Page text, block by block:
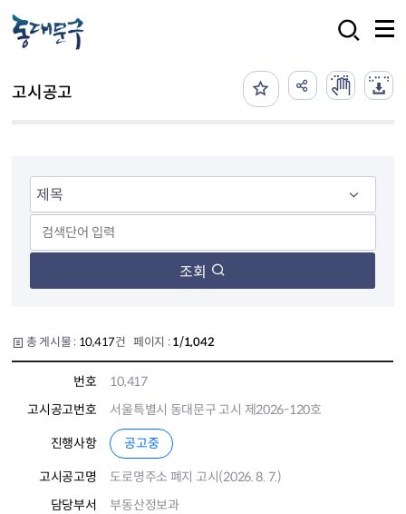
고시공고
조회
총 게시물 : 10,417건 페이지 : 1/1,042
번호
10,417
고시공고번호
서울특별시 동대문구 고시 제2026-120호
진행사항 공고중
고시공고명
도로명주소 폐지 고시(2026. 8. 7.)
담당부서
부동산정보과